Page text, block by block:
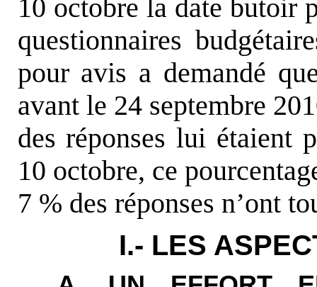
10 octobre la date butoir
questionnaires
pour avis a demandé
avant le 24 septembre
des réponses lui étaient
10 octobre, ce
7 % des réponses n’ont
I.- LES